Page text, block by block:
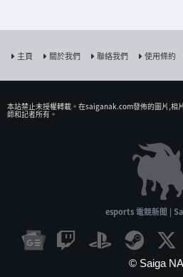
主頁 關於我們 聯絡我們 使用條約
本站禁止未授權𨍭載。在saiganak.com發佈的圖片,
師和記者所有。
esports 電競新聞 |
© Saiga